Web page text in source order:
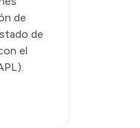
de
de
el